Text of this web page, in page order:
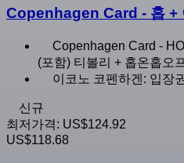
Copenhagen Card - 홉 +
Copenhagen Card -
(포함) 티볼리 + 홉온홉오
이코노 코펜하겐: 입장권
신규
최저가격: US$124.92
US$118.68